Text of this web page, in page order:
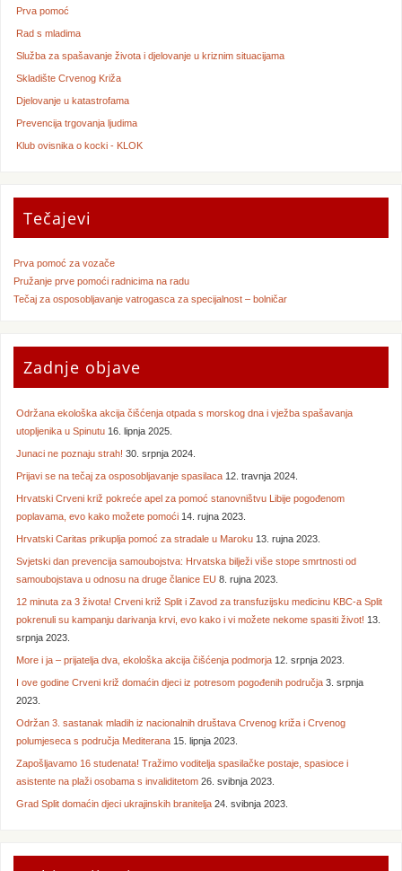
Prva pomoć
Rad s mladima
Služba za spašavanje života i djelovanje u kriznim situacijama
Skladište Crvenog Križa
Djelovanje u katastrofama
Prevencija trgovanja ljudima
Klub ovisnika o kocki - KLOK
Tečajevi
Prva pomoć za vozače
Pružanje prve pomoći radnicima na radu
Tečaj za osposobljavanje vatrogasca za specijalnost – bolničar
Zadnje objave
Održana ekološka akcija čišćenja otpada s morskog dna i vježba spašavanja
utopljenika u Spinutu 16. lipnja 2025.
Junaci ne poznaju strah! 30. srpnja 2024.
Prijavi se na tečaj za osposobljavanje spasilaca 12. travnja 2024.
Hrvatski Crveni križ pokreće apel za pomoć stanovništvu Libije pogođenom
poplavama, evo kako možete pomoći 14. rujna 2023.
Hrvatski Caritas prikuplja pomoć za stradale u Maroku 13. rujna 2023.
Svjetski dan prevencija samoubojstva: Hrvatska bilježi više stope smrtnosti od
samoubojstava u odnosu na druge članice EU 8. rujna 2023.
12 minuta za 3 života! Crveni križ Split i Zavod za transfuzijsku medicinu KBC-a Split
pokrenuli su kampanju darivanja krvi, evo kako i vi možete nekome spasiti život! 13.
srpnja 2023.
More i ja – prijatelja dva, ekološka akcija čišćenja podmorja 12. srpnja 2023.
I ove godine Crveni križ domaćin djeci iz potresom pogođenih područja 3. srpnja
2023.
Održan 3. sastanak mladih iz nacionalnih društava Crvenog križa i Crvenog
polumjeseca s područja Mediterana 15. lipnja 2023.
Zapošljavamo 16 studenata! Tražimo voditelja spasilačke postaje, spasioce i
asistente na plaži osobama s invaliditetom 26. svibnja 2023.
Grad Split domaćin djeci ukrajinskih branitelja 24. svibnja 2023.